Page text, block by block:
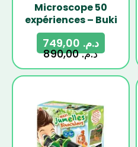
Microscope 50
expériences – Buki
د.م.890,00
د.م.